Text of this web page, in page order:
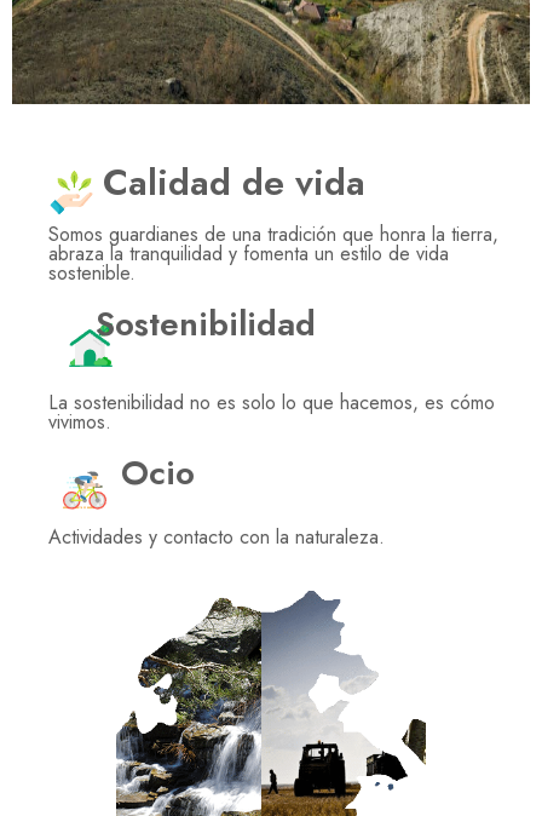
Calidad de vida
Somos guardianes de una tradición que honra la tierra,
abraza la tranquilidad y fomenta un estilo de vida
sostenible.
Sostenibilidad
La sostenibilidad no es solo lo que hacemos, es cómo
vivimos.
Ocio
Actividades y contacto con la naturaleza.